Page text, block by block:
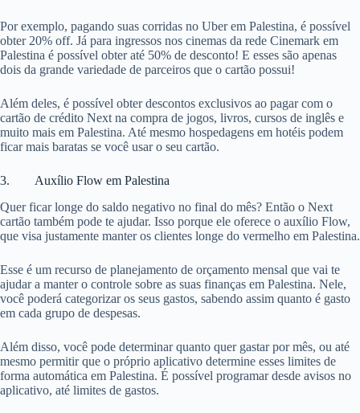
Por exemplo, pagando suas corridas no Uber em Palestina, é possível
obter 20% off. Já para ingressos nos cinemas da rede Cinemark em
Palestina é possível obter até 50% de desconto! E esses são apenas
dois da grande variedade de parceiros que o cartão possui!
Além deles, é possível obter descontos exclusivos ao pagar com o
cartão de crédito Next na compra de jogos, livros, cursos de inglês e
muito mais em Palestina. Até mesmo hospedagens em hotéis podem
ficar mais baratas se você usar o seu cartão.
3. Auxílio Flow em Palestina
Quer ficar longe do saldo negativo no final do mês? Então o Next
cartão também pode te ajudar. Isso porque ele oferece o auxílio Flow,
que visa justamente manter os clientes longe do vermelho em Palestina.
Esse é um recurso de planejamento de orçamento mensal que vai te
ajudar a manter o controle sobre as suas finanças em Palestina. Nele,
você poderá categorizar os seus gastos, sabendo assim quanto é gasto
em cada grupo de despesas.
Além disso, você pode determinar quanto quer gastar por mês, ou até
mesmo permitir que o próprio aplicativo determine esses limites de
forma automática em Palestina. É possível programar desde avisos no
aplicativo, até limites de gastos.